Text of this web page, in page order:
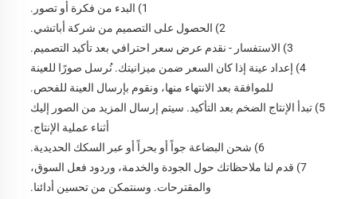
1) البدء من فكرة أو تصور.
2) الحصول على التصميم من شركة أباتشي.
3) الاستفسار - نقدم عرض سعر احترافي بعد تأكيد التصميم.
للموافقة بعد الانتهاء منها، ونقوم بإرسال العينة للفحص.
أثناء عملية الإنتاج.
6) شحن البضاعة جواً أو بحراً أو عبر السكك الحديدية.
والمقترحات. وسنتمكن من تحسين أدائنا.